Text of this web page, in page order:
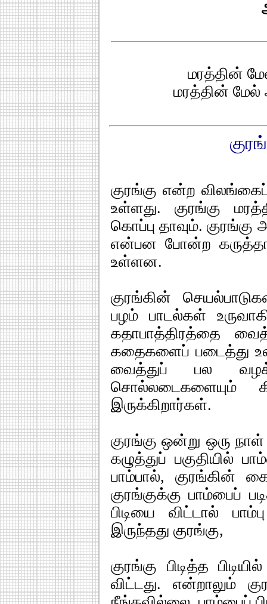
மரத்தின்
மரத்தின்
குரங்கு என்ற விலங்கைப்
உள்ளது. குரங்கு
கொப்பு தாவும்.
என்பன போன்ற
உள்ளன.
குரங்கின்
பழம் பாடல்கள்
கதாபாத்திரத்தை
கதைகளைப் படைத்து
வைத்துப் பல
சொல்லடைகளையும்
இருக்கிறார்கள்.
குரங்கு ஒன்று ஒரு நாள்
கழுத்துப் பகுதியில்
பாம்பால், குரங்கின்
குரங்குக்கு பாம்பைப்
பிடியை விட்டால்
இருந்தது குரங்கு,
குரங்கு பிடித்த
விட்டது. என்றாலும்